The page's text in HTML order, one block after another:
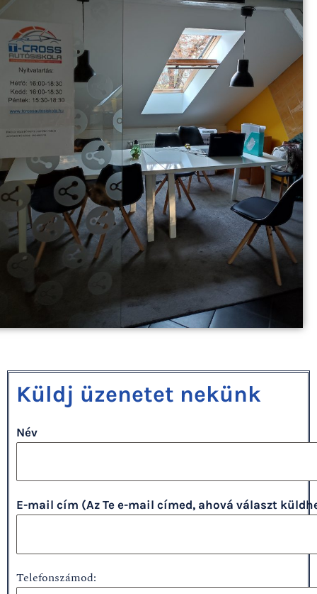
Küldj üzenetet nekünk
Név
E-mail cím (Az Te e-mail címed, ahová választ
Telefonszámod: